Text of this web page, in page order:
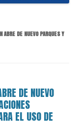
ABRE DE NUEVO PARQUES Y
DE NUEVO
EL USO DE